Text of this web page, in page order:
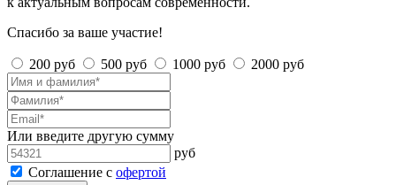
Спасибо за ваше участие!
200 руб 500 руб 1000 руб 2000 руб
Или введите другую сумму
руб
Соглашение с офертой